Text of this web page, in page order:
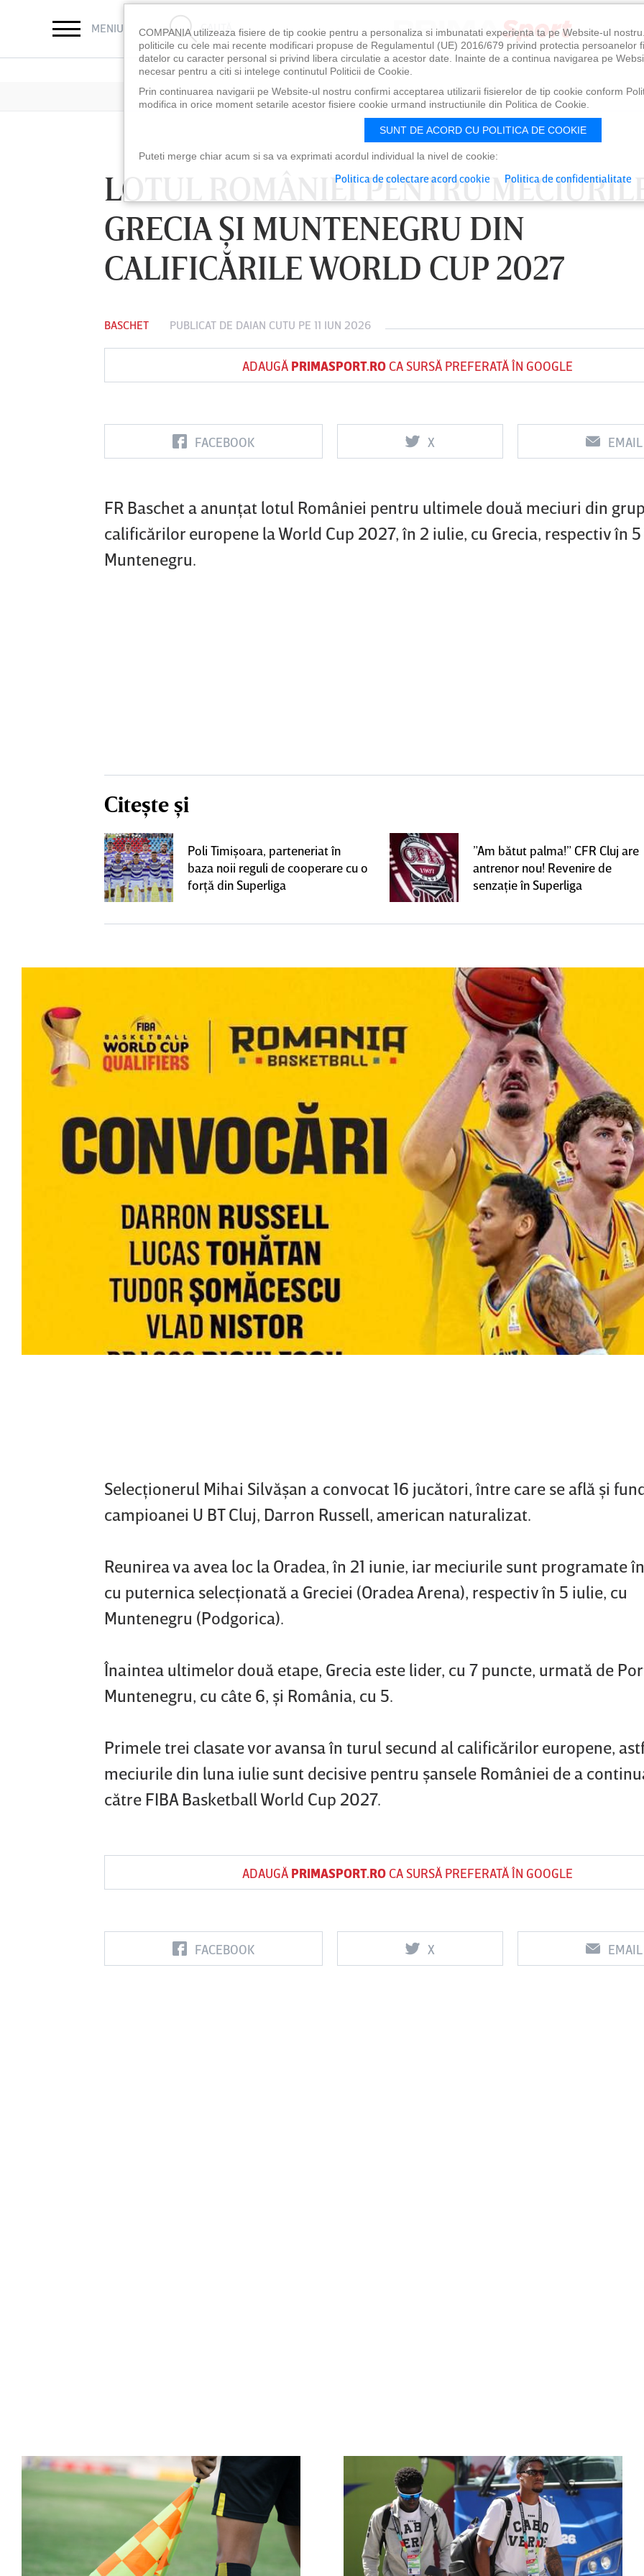
MENIU CAUTĂ
LOTUL ROMÂNIEI PENTRU MECIURILE
GRECIA ŞI MUNTENEGRU DIN
CALIFICĂRILE WORLD CUP 2027
BASCHET PUBLICAT DE DAIAN CUTU PE 11 IUN 2026
ADAUGĂ PRIMASPORT.ROCA SURSĂ PREFERATĂ ÎN GOOGLE
FACEBOOK X EMAIL
FR Baschet a anunţat lotul României pentru ultimele două meciuri din
calificărilor europene la World Cup 2027, în 2 iulie, cu Grecia, respectiv în
Muntenegru.
Citește și
Poli Timişoara, parteneriat în
baza noii reguli de cooperare cu o
forţă din Superliga
”Am bătut palma!” CFR Cluj are
antrenor nou! Revenire de
senzaţie în Superliga
Selecţionerul Mihai Silvăşan a convocat 16 jucători, între care se află şi
campioanei U BT Cluj, Darron Russell, american naturalizat.
Reunirea va avea loc la Oradea, în 21 iunie, iar meciurile sunt programate
cu puternica selecţionată a Greciei (Oradea Arena), respectiv în 5 iulie, cu
Muntenegru (Podgorica).
Înaintea ultimelor două etape, Grecia este lider, cu 7 puncte, urmată de
Muntenegru, cu câte 6, şi România, cu 5.
Primele trei clasate vor avansa în turul secund al calificărilor europene,
meciurile din luna iulie sunt decisive pentru şansele României de a
către FIBA Basketball World Cup 2027.
ADAUGĂ PRIMASPORT.ROCA SURSĂ PREFERATĂ ÎN GOOGLE
FACEBOOK X EMAIL
FC Botoşani
Vs
Corvinul
Hunedoara
Sepsi OSK Sf
Vs
FCSB UTA Arad
0
Vs
Rapid
0
COMPANIA utilizeaza fisiere de tip cookie pentru a personaliza si imbunatati experienta ta pe Website-ul
politicile cu cele mai recente modificari propuse de Regulamentul (UE) 2016/679 privind protectia persoanelor
datelor cu caracter personal si privind libera circulatie a acestor date. Inainte de a continua navigarea pe
necesar pentru a citi si intelege continutul Politicii de Cookie.
Prin continuarea navigarii pe Website-ul nostru confirmi acceptarea utilizarii fisierelor de tip cookie conform
modifica in orice moment setarile acestor fisiere cookie urmand instructiunile din Politica de Cookie.
SUNT DE ACORD CU POLITICA DE COOKIE
Puteti merge chiar acum si sa va exprimati acordul individual la nivel de cookie:
Politica de colectare acord cookie Politica de confidentialitate